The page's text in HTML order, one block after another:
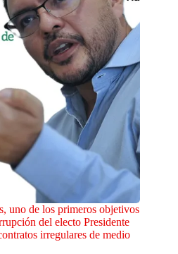
uno de los primeros objetivos
del electo Presidente
irregulares de medio